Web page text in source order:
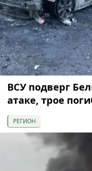
ВСУ подверг
атаке, трое
РЕГИОН